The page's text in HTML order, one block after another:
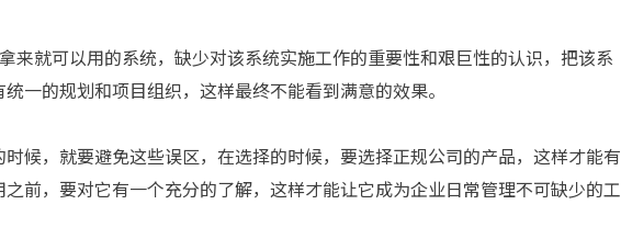
来就可以用的系统，缺少对该系统实施工作的重要性和艰巨性的认识，把该系
一的规划和项目组织，这样最终不能看到满意的效果。
时候，就要避免这些误区，在选择的时候，要选择正规公司的产品，这样才能有
前，要对它有一个充分的了解，这样才能让它成为企业日常管理不可缺少的工